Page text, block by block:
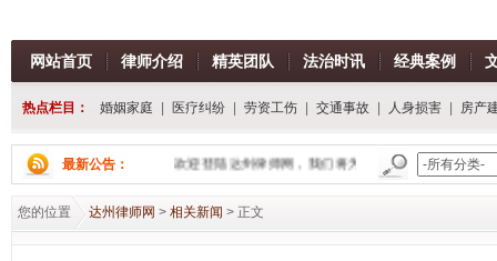
网站首页 律师介绍 精英团队 法治时讯 经典案例
热点栏目： 婚姻家庭 医疗纠纷 劳资工伤 交通事故 人身损害 房产
最新公告：欢迎登陆达州律师网，我们将为您提供一流的法律服务！
您的位置 达州律师网 > 相关新闻 > 正文